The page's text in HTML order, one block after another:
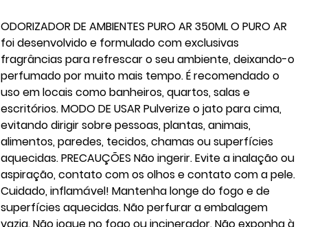
ODORIZADOR DE AMBIENTES PURO AR 350ML O PURO AR
foi desenvolvido e formulado com exclusivas
fragrâncias para refrescar o seu ambiente, deixando-o
perfumado por muito mais tempo. É recomendado o
uso em locais como banheiros, quartos, salas e
escritórios. MODO DE USAR Pulverize o jato para cima,
evitando dirigir sobre pessoas, plantas, animais,
alimentos, paredes, tecidos, chamas ou superfícies
aquecidas. PRECAUÇÕES Não ingerir. Evite a inalação ou
aspiração, contato com os olhos e contato com a pele.
Cuidado, inflamável! Mantenha longe do fogo e de
superfícies aquecidas. Não perfurar a embalagem